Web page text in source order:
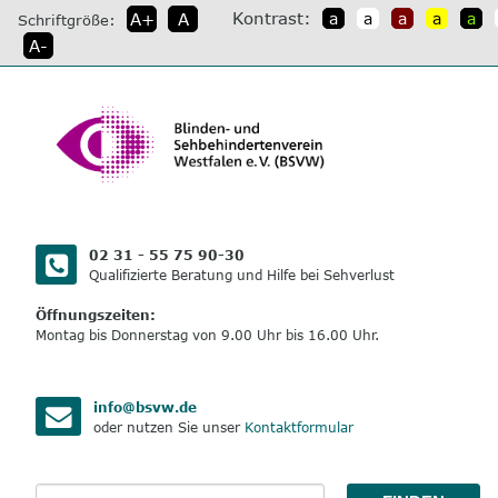
direkt
zum
Inhalt
Schriftgröße: A+
A
A-
Kontrast: a a a a a
02 31 - 55 75 90-30
Qualifizierte Beratung und Hilfe bei Sehverlust
Öffnungszeiten:
Montag bis Donnerstag von 9.00 Uhr bis 16.00 Uhr.
info@bsvw.de
oder nutzen Sie unser Kontaktformular